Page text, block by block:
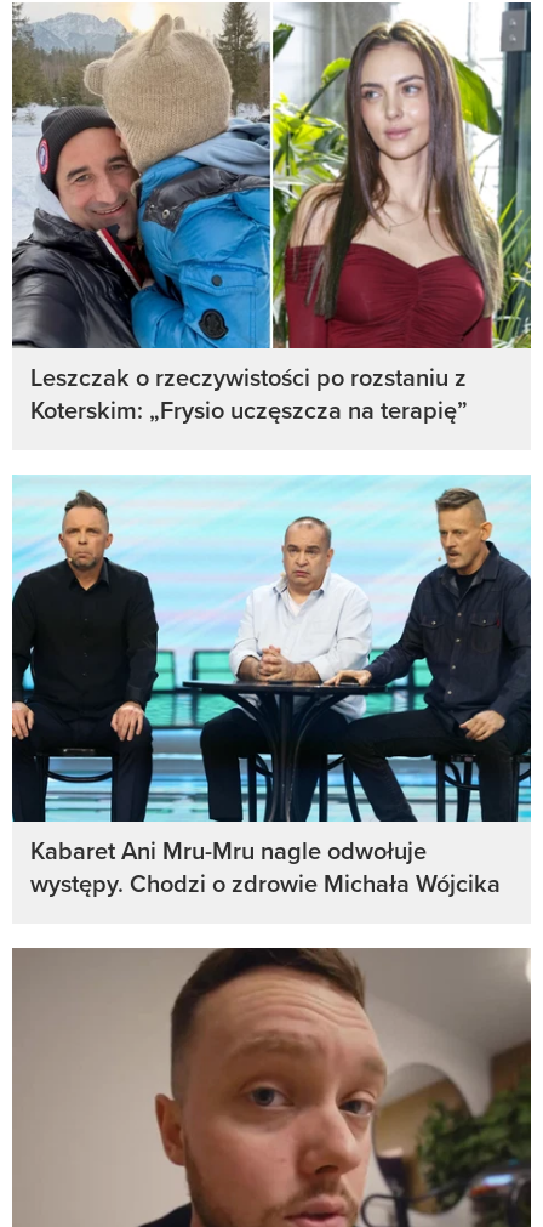
Leszczak o rzeczywistości po rozstaniu z
Koterskim: „Frysio uczęszcza na terapię”
Kabaret Ani Mru-Mru nagle odwołuje
występy. Chodzi o zdrowie Michała Wójcika